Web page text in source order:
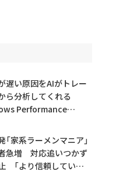
遅い原因をAIがトレー
ら分析してくれる
Performance
ー公開
「家系ラーメンマニア」
急増 対応追いつかず
「より信頼していた